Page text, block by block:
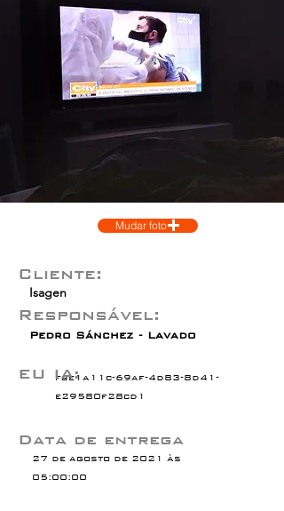
Mudar foto
Isagen
Cliente:
Responsável:
Pedro Sánchez - Lavado
fbe1a11c-69af-4d83-8d41-
e29580f28cd1
EU IA:
Data de entrega
27 de agosto de 2021 às
05:00:00